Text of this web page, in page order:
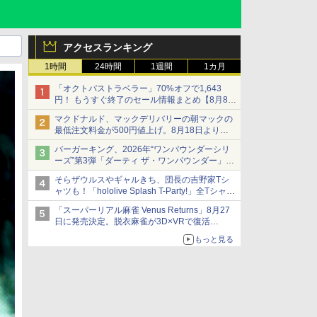
アクセスランキング
1時間 24時間 1週間 1カ月
「オクトパストラベラー」70%オフで1,643
円！ もうすぐ終了のセール情報まとめ【8月8日
更新】
ニンテンドーeショップでは「大神 絶景版」が
67%オフで990円
マクドナルド、マックデリバリーの朝マックの
最低注文料金が500円値上げ。8月18日より
1,500円から受付
バーガーキング、2026年“ワンパウンダーシリ
ーズ”第3弾「ダーティ ザ・ワンパウンダー」を
8月7日発売
「特製ガーリックマヨソース」を使用した超大
型チーズバーガー
そらザウルスやギャルきち、団長の吉野家Tシ
ャツも！「hololive Splash T-Party!」全Tシャツ
ラインナップ公開＆オンライン販売開始
「スーパーリアル麻雀 Venus Returns」8月27
日に発売決定。脱衣麻雀が3D×VRで復活
発売から2週間は20%オフになるセールが実施
もっと見る